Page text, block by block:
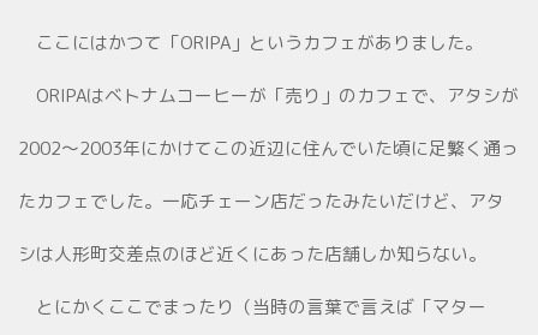
ここにはかつて「ORIPA」というカフェがありました。
ORIPAはベトナムコーヒーが「売り」のカフェで、アタシが
2002～2003年にかけてこの近辺に住んでいた頃に足繁く通っ
たカフェでした。一応チェーン店だったみたいだけど、アタ
シは人形町交差点のほど近くにあった店舗しか知らない。
とにかくここでまったり（当時の言葉で言えば「マター